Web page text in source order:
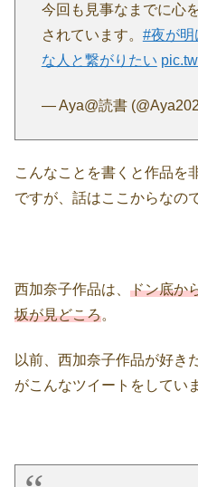
今回も見事なまでに心
されています。 #夜が明
な人と繋がりたい
— Aya@読書
こんなことを書くと作品を
ですが、話はここからなの
西加奈子作品は、 ドン底か
坂が見どころ。
以前、西加奈子作品が好き
がこんなツイートをしてい